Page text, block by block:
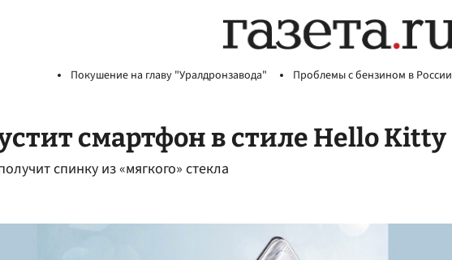
Покушение на главу "Уралдронзавода" Проблемы с бензином в России
смартфон в стиле Hello Kitty
спинку из «мягкого» стекла